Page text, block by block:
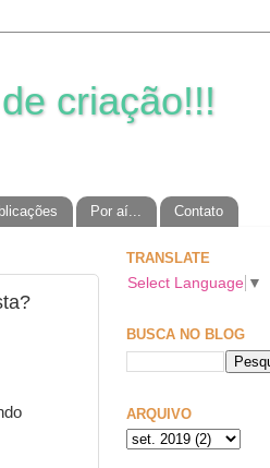
criação!!!
Por aí... Contato
TRANSLATE
Select Language ▼
BUSCA NO BLOG
ARQUIVO